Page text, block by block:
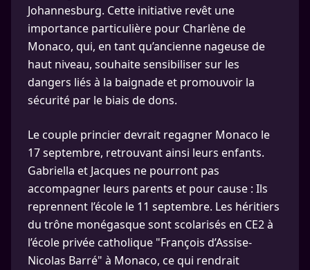
Johannesburg. Cette initiative revêt une
importance particulière pour Charlène de
Monaco, qui, en tant qu’ancienne nageuse de
haut niveau, souhaite sensibiliser sur les
dangers liés à la baignade et promouvoir la
sécurité par le biais de dons.
Le couple princier devrait regagner Monaco le
17 septembre, retrouvant ainsi leurs enfants.
Gabriella et Jacques ne pourront pas
accompagner leurs parents et pour cause : Ils
reprennent l’école le 11 septembre. Les héritiers
du trône monégasque sont scolarisés en CE2 à
l’école privée catholique "François d’Assise-
Nicolas Barré" à Monaco, ce qui rendrait